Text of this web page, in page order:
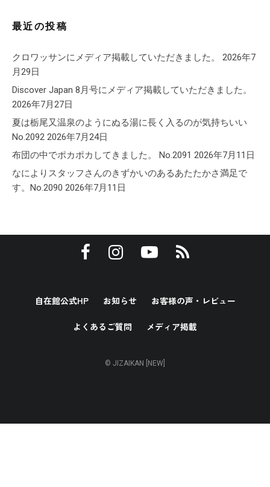
最近の投稿
クロワッサンにメディア掲載していただきました。
2026年7
月29日
Discover Japan 8月号にメディア掲載していただきました。
2026年7月27日
夏は栃尾又温泉のようにぬる湯に長く入るのが気持ちいい
No.2092 2026年7月24日
布団の中でポカポカしてきました。 No.2091 2026年7月11日
なによりスタッフさんのきずかいのあるあたたかさ満足で
す。No.2090 2026年7月11日
自在館公式HP お知らせ お客様の声・レビュー
よくあるご質問 メディア掲載
© JIZAIKAN [NEW]